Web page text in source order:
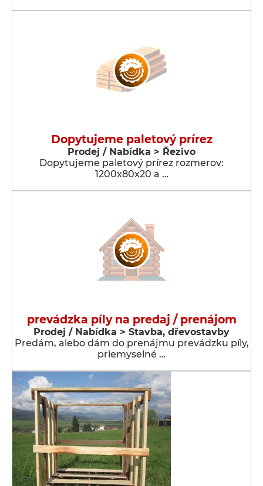
Dopytujeme paletový prírez
Prodej / Nabídka > Řezivo
Dopytujeme paletový prírez rozmerov:
1200x80x20 a …
prevádzka píly na predaj / prenájom
Prodej / Nabídka > Stavba, dřevostavby
Predám, alebo dám do prenájmu prevádzku píly,
priemyselné …